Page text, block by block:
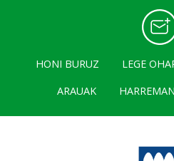
HONI BURUZ LEGE
ARAUAK